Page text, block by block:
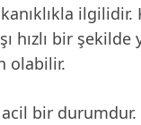
hızlı bir
olabilir.
bir